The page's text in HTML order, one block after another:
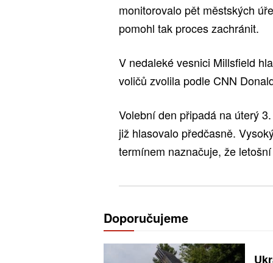
monitorovalo pět městských
pomohl tak proces zachránit.
V nedaleké vesnici Millsfield
voličů zvolila podle CNN
Volební den připadá na úterý
již hlasovalo předčasně.
termínem naznačuje, že
Doporučujeme